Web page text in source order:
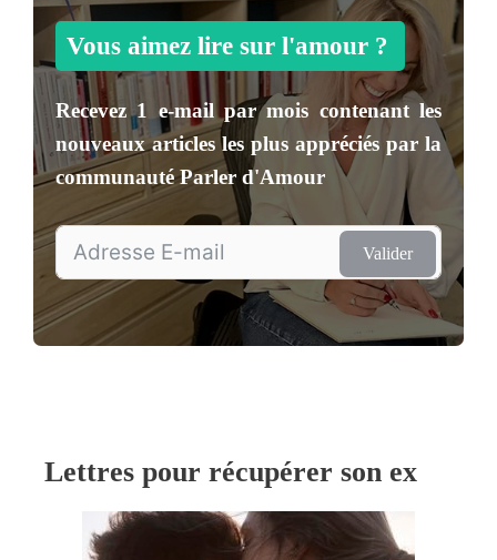
Vous aimez lire sur l'amour ?
Recevez1 e-mail par mois contenant les
nouveaux articles les plus appréciés par la
communautéParler d'Amour
Valider
Lettres pour récupérer son ex